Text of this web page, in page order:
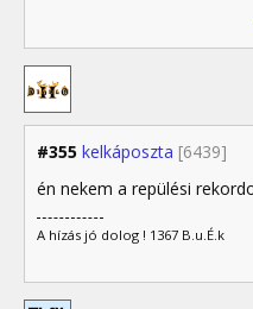
#355 kelkáposzta [6439]
én nekem a repülési
A hízás jó dolog ! 1367 B.u.É.k